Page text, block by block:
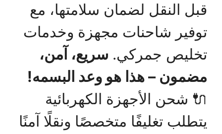
قبل النقل لضمان سلامتها، مع
توفير شاحنات مجهزة وخدمات
تخليص جمركي. سريع، آمن،
مضمون – هذا هو وعد البسمه!
🔌 شحن الأجهزة الكهربائية
يتطلب تغليفًا متخصصًا ونقلًا آمنًا